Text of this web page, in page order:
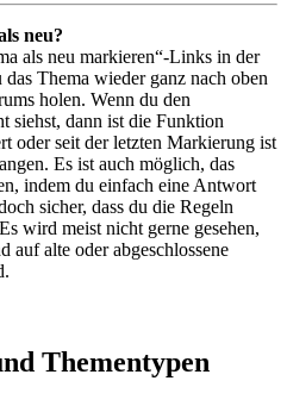
neu?
als neu markieren“-Links in der
Thema wieder ganz nach oben
holen. Wenn du den
siehst, dann ist die Funktion
oder seit der letzten Markierung ist
Es ist auch möglich, das
indem du einfach eine Antwort
sicher, dass du die Regeln
wird meist nicht gerne gesehen,
auf alte oder abgeschlossene
Thementypen